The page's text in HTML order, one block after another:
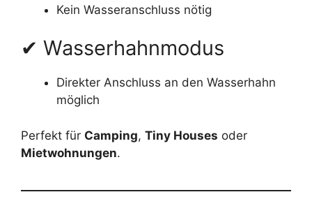
Kein Wasseranschluss nötig
✔ Wasserhahnmodus
Direkter Anschluss an den Wasserhahn
möglich
Perfekt für Camping, Tiny Houses oder
Mietwohnungen.